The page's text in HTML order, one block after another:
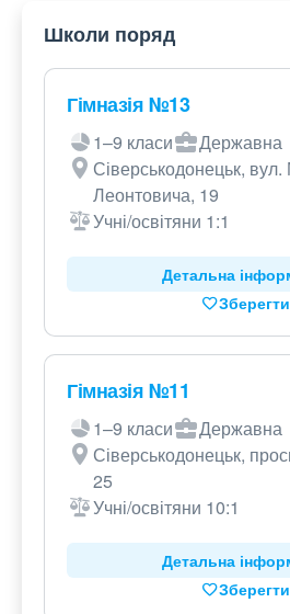
Школи поряд
Гімназія №13
1–9 класи
Державна
Сіверськодонецьк,
Леонтовича, 19
Учні/освітяни 1:1
Детальна
Зберегти
Гімназія №11
1–9 класи
Державна
Сіверськодонецьк,
25
Учні/освітяни 10:1
Детальна
Зберегти